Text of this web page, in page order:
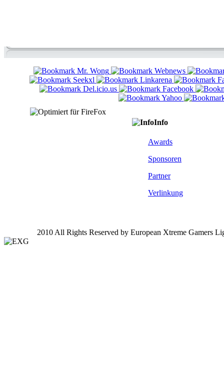
Info
Awards
Sponsoren
Partner
Verlinkung
2010 All Rights Reserved by European Xtreme Gamers